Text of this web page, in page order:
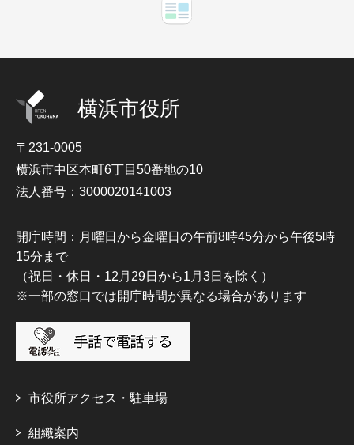
横浜市役所
〒231-0005
横浜市中区本町6丁目50番地の10
法人番号：3000020141003
開庁時間：月曜日から金曜日の午前8時45分から午後5時
15分まで
（祝日・休日・12月29日から1月3日を除く）
※一部の窓口では開庁時間が異なる場合があります
市役所アクセス・駐車場
組織案内